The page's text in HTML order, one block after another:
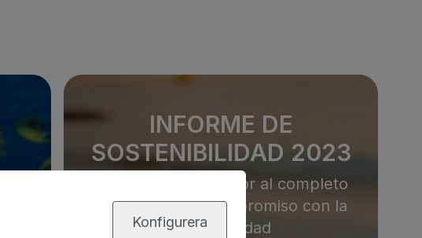
INFORME DE
SOSTENIBILIDAD 2023
Conoce nuestra labor al completo
sobre nuestro compromiso con la
sostenibilidad
Konfigurera